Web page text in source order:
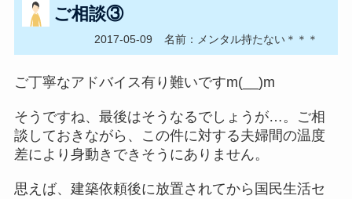
ご相談③
2017-05-09 名前：メンタル持たない＊＊＊
ご丁寧なアドバイス有り難いですm(__)m
そうですね、最後はそうなるでしょうが…。ご相
談しておきながら、この件に対する夫婦間の温度
差により身動きできそうにありません。
思えば、建築依頼後に放置されてから国民生活セ